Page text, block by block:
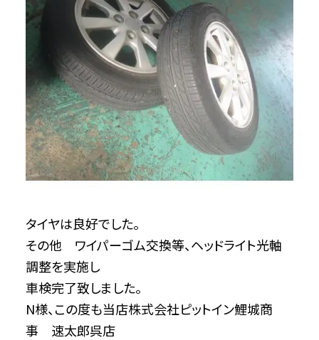
タイヤは良好でした。
その他 ワイパーゴム交換等、ヘッドライト光軸
調整を実施し
車検完了致しました。
N様、この度も当店株式会社ピットイン鯉城商
事 速太郎呉店